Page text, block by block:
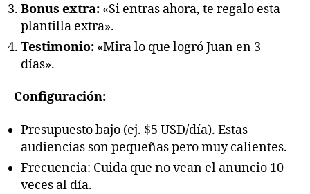
Bonus extra: «Si entras ahora, te regalo esta
plantilla extra».
Testimonio: «Mira lo que logró Juan en 3
días».
Configuración:
Presupuesto bajo (ej. $5 USD/día). Estas
audiencias son pequeñas pero muy calientes.
Frecuencia: Cuida que no vean el anuncio 10
veces al día.